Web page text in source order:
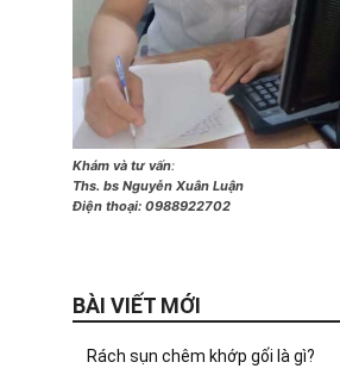
Khám và tư vấn:
Ths. bs Nguyễn Xuân Luận
Điện thoại: 0988922702
BÀI VIẾT MỚI
Rách sụn chêm khớp gối là gì?